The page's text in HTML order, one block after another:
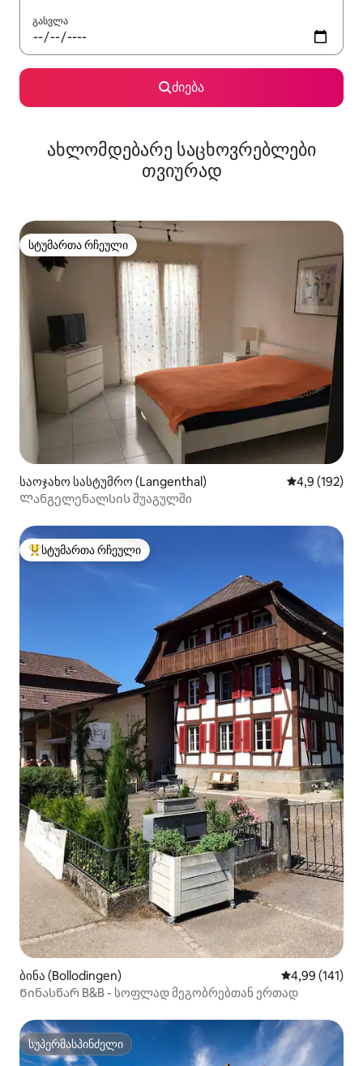
გასვლა
ძიება
ახლომდებარე საცხოვრებლები
თვიურად
სტუმართა რჩეული
სტუმართა რჩეული
საოჯახო სასტუმრო (Langenthal) საშუალო
4,9 (192)
Ლანგელენალსის შუაგულში
სტუმართა რჩეული მოწინავე ვარიანტი
სტუმართა რჩეული
ბინა (Bollodingen) საშუალო
4,99 (141)
Წინასწარ B&B - სოფლად მეგობრებთან ერთად
სუპერმასპინძელი
სუპერმასპინძელი